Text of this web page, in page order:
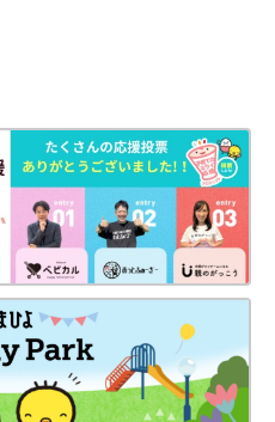
レで可愛らしかったですね。
ので、まとめ買いにもおすす
ぜひチェックしてみてください
、リンク先は、削除される場合
ださい。
り、現在と異なる場合があり
2021年12月時点のものです。